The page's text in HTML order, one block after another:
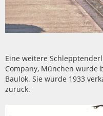
Eine weitere
Company, München wurde
Baulok. Sie wurde 1933
zurück.